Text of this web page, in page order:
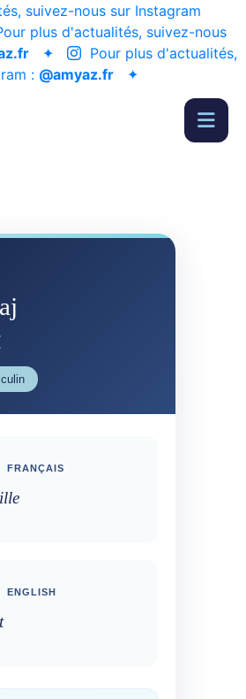
suivez-nous sur Instagram
plus d'actualités, suivez-nous
✦
Pour plus d'actualités,
: @amyaz.fr ✦
FRANÇAIS
ENGLISH